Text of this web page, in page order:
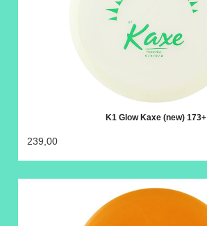
K1 Glow Kaxe (new) 173+
239,00